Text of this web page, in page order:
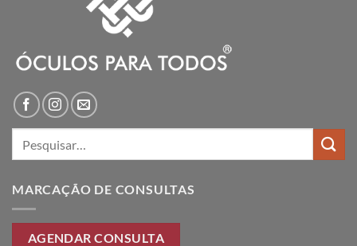
MARCAÇÃO DE CONSULTAS
AGENDAR CONSULTA